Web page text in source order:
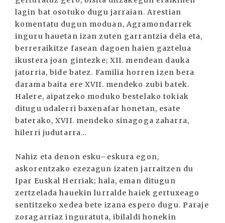
lagin bat osotuko dugu jarraian. Arestian
komentatu dugun moduan, Agramondarrek
inguru hauetan izan zuten garrantzia dela eta,
berreraikitze fasean dagoen haien gaztelua
ikustera joan gintezke; XII. mendean dauka
jatorria, bide batez. Familia horren izen bera
darama baita ere XVII. mendeko zubi batek.
Halere, aipatzeko moduko bestelako tokiak
ditugu udalerri baxenafar honetan, esate
baterako, XVII. mendeko sinagoga zaharra,
hilerri judutarra...
Nahiz eta denon esku–eskura egon,
askorentzako ezezagun izaten jarraitzen du
Ipar Euskal Herriak; hala, eman ditugun
zertzelada hauekin lurralde haiek gertuxeago
sentitzeko xedea bete izana espero dugu. Paraje
zoragarriaz inguratuta, ibilaldi honekin